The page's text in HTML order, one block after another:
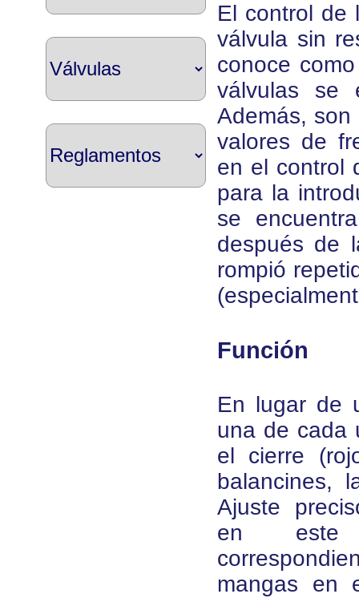
El control de
válvula sin
conoce
válvulas se
Además,
valores de
en el control
para la
se
después de
rompió
Función
En lugar de
una de cada
el cierre
balancines,
Ajuste
en este
mangas en